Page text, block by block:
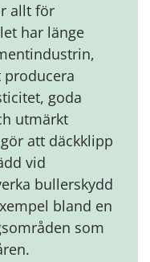
allt för
har länge
producera
goda
utmärkt
att däckklipp
vid
bullerskydd
bland en
som